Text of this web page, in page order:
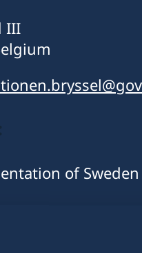
III
of Sweden